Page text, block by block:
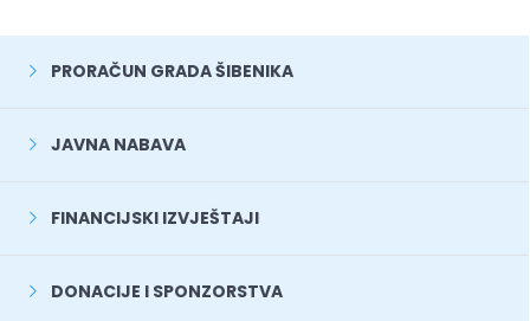
PRORAČUN GRADA ŠIBENIKA
JAVNA NABAVA
FINANCIJSKI IZVJEŠTAJI
DONACIJE I SPONZORSTVA